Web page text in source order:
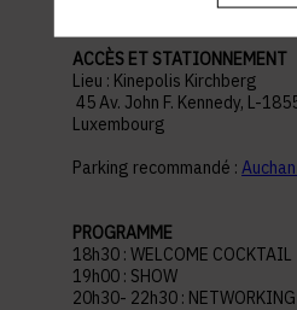
ACCÈS ET STATIONNEMENT
Lieu : Kinepolis Kirchberg
45 Av. John F. Kennedy, L-
Luxembourg
Parking recommandé :
PROGRAMME
18h30 : WELCOME COCKTAIL
19h00 : SHOW
20h30- 22h30 :